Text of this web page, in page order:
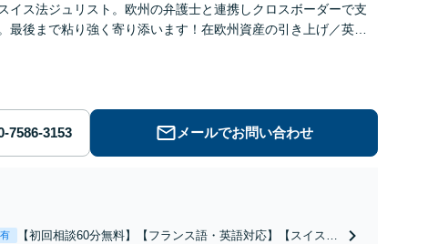
イス法ジュリスト。欧州の弁護士と連携しクロスボーダーで支
最後まで粘り強く寄り添います！在欧州資産の引き上げ／英仏
メールでお問い合わせ
【初回相談60分無料】【フランス語・英語対応】【スイス法